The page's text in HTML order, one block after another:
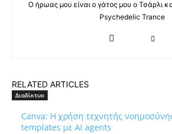
Ο ήρωας μου είναι ο γάτος μου ο Τσάρλι
Psychedelic Trance
RELATED ARTICLES
Διαδίκτυο
Canva: Η χρήση τεχνητής
templates με AI agents